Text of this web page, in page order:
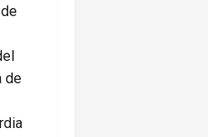
de